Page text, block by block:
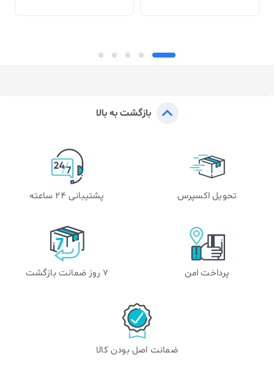
بازگشت به بالا
تحویل اکسپرس پشتیبانی 24 ساعته
پرداخت امن ۷ روز ضمانت بازگشت
ضمانت اصل بودن کالا